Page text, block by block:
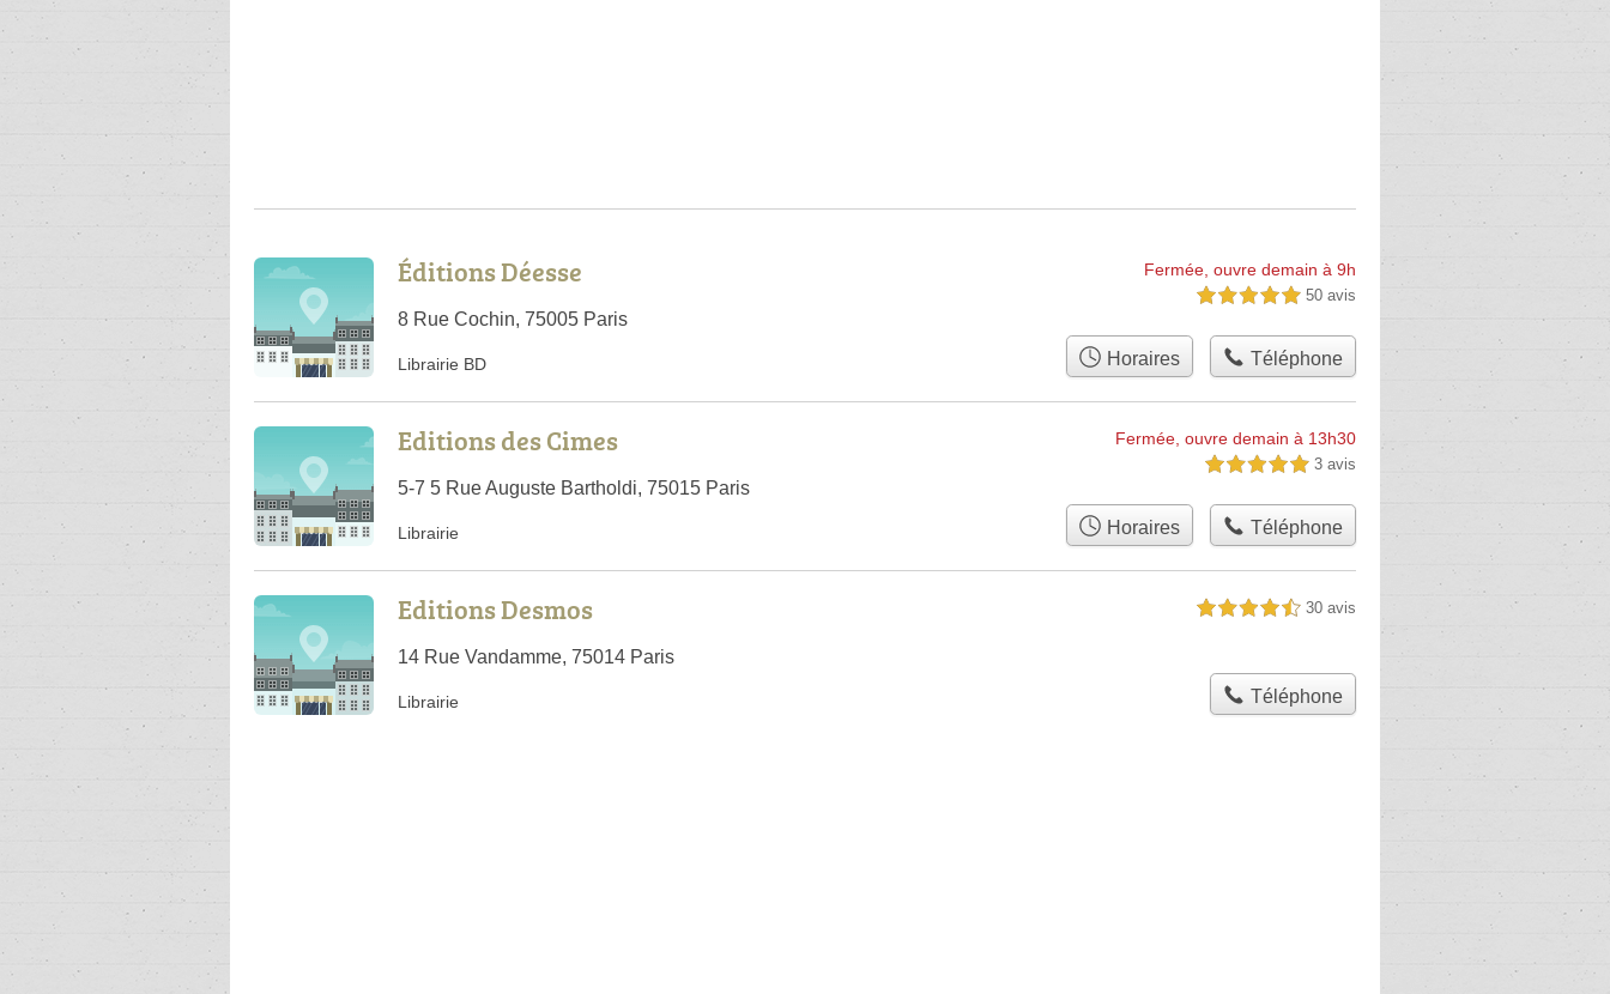
Éditions Déesse
8 Rue Cochin, 75005 Paris
Fermée, ouvre demain à 9h
5,0 étoiles sur 5 50 avis
Librairie BD Horaires Téléphone
Editions des Cimes
5-7 5 Rue Auguste Bartholdi, 75015 Paris
Fermée, ouvre demain à 13h30
5,0 étoiles sur 5 3 avis
Librairie Horaires Téléphone
Editions Desmos
14 Rue Vandamme, 75014 Paris
4,5 étoiles sur 5 30 avis
Librairie Téléphone